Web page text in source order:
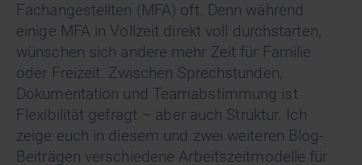
Fachangestellten (MFA) oft. Denn während
einige MFA in Vollzeit direkt voll durchstarten,
wünschen sich andere mehr Zeit für Familie
oder Freizeit. Zwischen Sprechstunden,
Dokumentation und Teamabstimmung ist
Flexibilität gefragt – aber auch Struktur. Ich
zeige euch in diesem und zwei weiteren Blog-
Beiträgen verschiedene Arbeitszeitmodelle für